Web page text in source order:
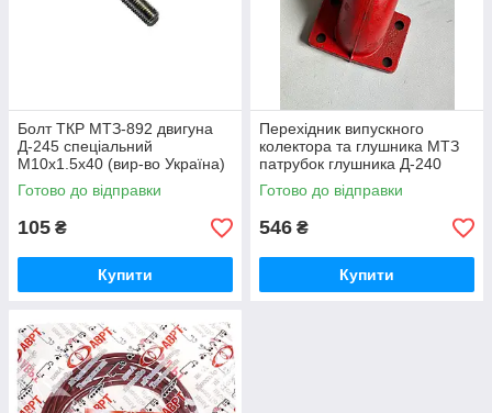
Болт ТКР МТЗ-892 двигуна
Д-245 спеціальний
М10х1.5х40 (вир-во Україна)
245-1008031 / 245-1008031-А
Готово до відправки
105 ₴
Купити
Перехідник випускного
колектора та глушника МТЗ
патрубок глушника Д-240
(вир-во Україна) 240-
1008021-Б1 / 240-1008021
Готово до відправки
546 ₴
Купити